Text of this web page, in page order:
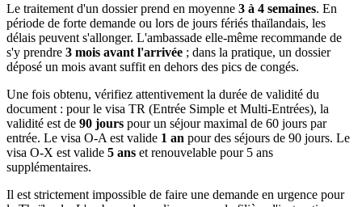
Le traitement d'un dossier prend en moyenne 3 à 4 semaines. En
période de forte demande ou lors de jours fériés thaïlandais, les
délais peuvent s'allonger. L'ambassade elle-même recommande de
s'y prendre 3 mois avant l'arrivée ; dans la pratique, un dossier
déposé un mois avant suffit en dehors des pics de congés.
Une fois obtenu, vérifiez attentivement la durée de validité du
document : pour le visa TR (Entrée Simple et Multi-Entrées), la
validité est de 90 jours pour un séjour maximal de 60 jours par
entrée. Le visa O-A est valide 1 an pour des séjours de 90 jours. Le
visa O-X est valide 5 ans et renouvelable pour 5 ans
supplémentaires.
Il est strictement impossible de faire une demande en urgence pour